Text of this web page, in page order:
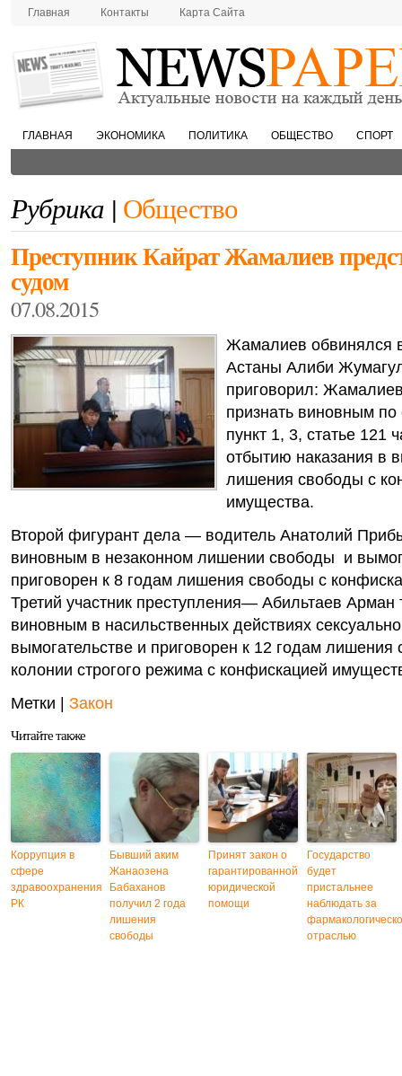
Главная Контакты Карта Сайта
ГЛАВНАЯ ЭКОНОМИКА ПОЛИТИКА ОБЩЕСТВО СПОРТ
Рубрика | Общество
Преступник Кайрат Жамалиев
судом
07.08.2015
Жамалиев обвинялся
Астаны Алиби
приговорил:
признать виновным по
пункт 1, 3, статье 121
отбытию наказания в
лишения свободы с
имущества.
Второй фигурант дела — водитель Анатолий
виновным в незаконном лишении свободы и
приговорен к 8 годам лишения свободы с
Третий участник преступления— Абильтаев Арман
виновным в насильственных действиях
вымогательстве и приговорен к 12 годам лишения
колонии строгого режима с конфискацией
Метки | Закон
Читайте также
Коррупция в
сфере
здравоохранения
РК
Бывший аким
Жанаозена
Бабаханов
получил 2 года
лишения
свободы
Принят закон о
гарантированной
юридической
помощи
Государство
будет
пристальнее
наблюдать за
отраслью